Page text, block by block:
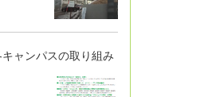
ャンパスの取り組み